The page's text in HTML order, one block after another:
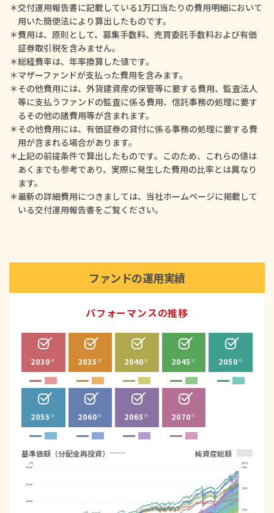
＊交付運用報告書に記載している1万口当たりの費用明細において
用いた簡便法により算出したものです。
＊費用は、原則として、募集手数料、売買委託手数料および有価
証券取引税を含みません。
＊総経費率は、年率換算した値です。
＊マザーファンドが支払った費用を含みます。
＊その他費用には、外貨建資産の保管等に要する費用、監査法人
等に支払うファンドの監査に係る費用、信託事務の処理に要す
るその他の諸費用等が含まれます。
＊その他費用には、有価証券の貸付に係る事務の処理に要する費
用が含まれる場合があります。
＊上記の前提条件で算出したものです。このため、これらの値は
あくまでも参考であり、実際に発生した費用の比率とは異なり
ます。
＊最新の詳細費用につきましては、当社ホームページに掲載して
いる交付運用報告書をご覧ください。
ファンドの運用実績
パフォーマンスの推移
2030※ 2035 ※ 2040※ 2045 ※ 2050※
2055 ※ 2060※ 2065 ※ 2070※
基準価額（分配金再投資） 純資産総額
(円) (億円)
15,000
20,000
25,000
1,000
1,500
2,000